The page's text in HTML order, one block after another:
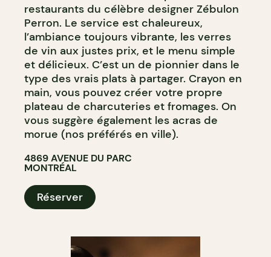
restaurants du célèbre designer Zébulon
Perron. Le service est chaleureux,
l’ambiance toujours vibrante, les verres
de vin aux justes prix, et le menu simple
et délicieux. C’est un de pionnier dans le
type des vrais plats à partager. Crayon en
main, vous pouvez créer votre propre
plateau de charcuteries et fromages. On
vous suggère également les acras de
morue (nos préférés en ville).
4869 AVENUE DU PARC
MONTRÉAL
Réserver